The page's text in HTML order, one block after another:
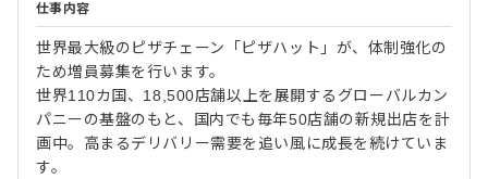
仕事内容
世界最大級のピザチェーン「ピザハット」が、体制強化の
ため増員募集を行います。
世界110カ国、18,500店舗以上を展開するグローバルカン
パニーの基盤のもと、国内でも毎年50店舗の新規出店を計
画中。高まるデリバリー需要を追い風に成長を続けていま
す。